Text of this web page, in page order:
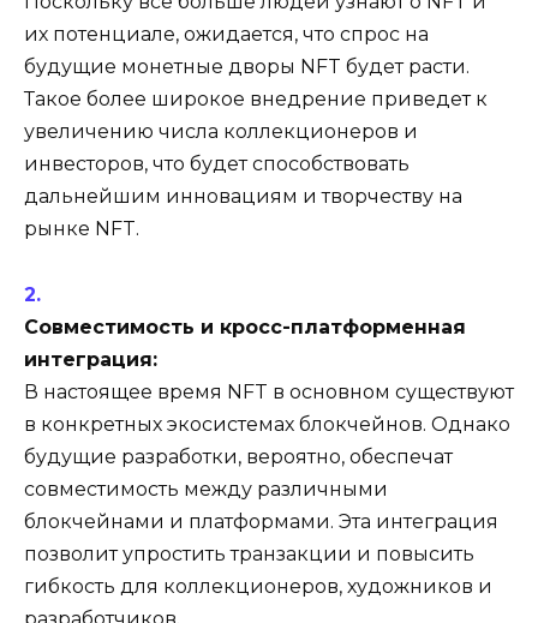
их потенциале, ожидается, что спрос на
будущие монетные дворы NFT будет расти.
Такое более широкое внедрение приведет к
увеличению числа коллекционеров и
инвесторов, что будет способствовать
дальнейшим инновациям и творчеству на
рынке NFT.
Совместимость и кросс-платформенная
интеграция:
В настоящее время NFT в основном существуют
в конкретных экосистемах блокчейнов. Однако
будущие разработки, вероятно, обеспечат
совместимость между различными
блокчейнами и платформами. Эта интеграция
позволит упростить транзакции и повысить
гибкость для коллекционеров, художников и
разработчиков.